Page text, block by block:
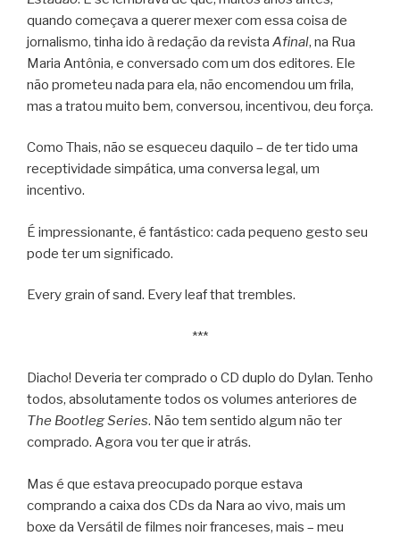
quando começava a querer mexer com essa coisa de
jornalismo, tinha ido à redação da revista Afinal, na Rua
Maria Antônia, e conversado com um dos editores. Ele
não prometeu nada para ela, não encomendou um frila,
mas a tratou muito bem, conversou, incentivou, deu força.
Como Thais, não se esqueceu daquilo – de ter tido uma
receptividade simpática, uma conversa legal, um
incentivo.
É impressionante, é fantástico: cada pequeno gesto seu
pode ter um significado.
Every grain of sand. Every leaf that trembles.
***
Diacho! Deveria ter comprado o CD duplo do Dylan. Tenho
todos, absolutamente todos os volumes anteriores de
The Bootleg Series. Não tem sentido algum não ter
comprado. Agora vou ter que ir atrás.
Mas é que estava preocupado porque estava
comprando a caixa dos CDs da Nara ao vivo, mais um
boxe da Versátil de filmes noir franceses, mais – meu